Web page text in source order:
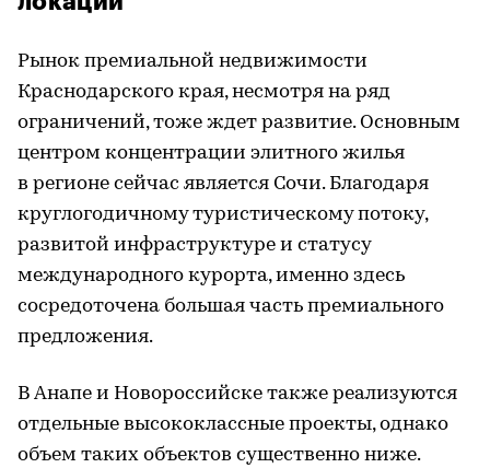
Рынок премиальной недвижимости
Краснодарского края, несмотря на ряд
ограничений, тоже ждет развитие. Основным
центром концентрации элитного жилья
в регионе сейчас является Сочи. Благодаря
круглогодичному туристическому потоку,
развитой инфраструктуре и статусу
международного курорта, именно здесь
сосредоточена большая часть премиального
предложения.
В Анапе и Новороссийске также реализуются
отдельные высококлассные проекты, однако
объем таких объектов существенно ниже.